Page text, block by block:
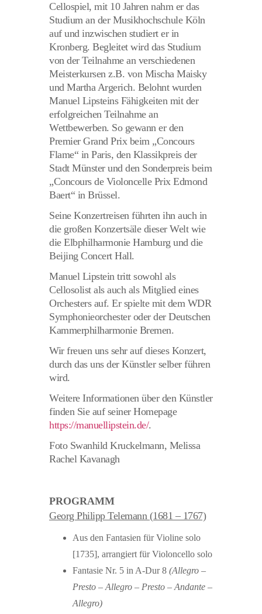
Cellospiel, mit 10 Jahren nahm er das
Studium an der Musikhochschule Köln
auf und inzwischen studiert er in
Kronberg. Begleitet wird das Studium
von der Teilnahme an verschiedenen
Meisterkursen z.B. von Mischa Maisky
und Martha Argerich. Belohnt wurden
Manuel Lipsteins Fähigkeiten mit der
erfolgreichen Teilnahme an
Wettbewerben. So gewann er den
Premier Grand Prix beim „Concours
Flame“ in Paris, den Klassikpreis der
Stadt Münster und den Sonderpreis beim
„Concours de Violoncelle Prix Edmond
Baert“ in Brüssel.
Seine Konzertreisen führten ihn auch in
die großen Konzertsäle dieser Welt wie
die Elbphilharmonie Hamburg und die
Beijing Concert Hall.
Manuel Lipstein tritt sowohl als
Cellosolist als auch als Mitglied eines
Orchesters auf. Er spielte mit dem WDR
Symphonieorchester oder der Deutschen
Kammerphilharmonie Bremen.
Wir freuen uns sehr auf dieses Konzert,
durch das uns der Künstler selber führen
wird.
Weitere Informationen über den Künstler
finden Sie auf seiner Homepage
https://manuellipstein.de/.
Foto Swanhild Kruckelmann, Melissa
Rachel Kavanagh
PROGRAMM
Georg Philipp Telemann (1681 – 1767)
Aus den Fantasien für Violine solo
[1735], arrangiert für Violoncello solo
Fantasie Nr. 5 in A-Dur 8 (Allegro –
Presto – Allegro – Presto – Andante –
Allegro)